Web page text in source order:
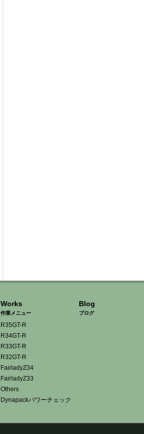
Works
作業メニュー
R35GT-R
R34GT-R
R33GT-R
R32GT-R
FairladyZ34
FairladyZ33
Others
Dynapackパワーチェック
Blog
ブログ